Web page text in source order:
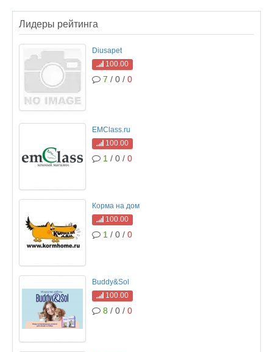
Лидеры рейтинга
Diusapet
100.00
7 / 0 / 0
EMClass.ru
100.00
1 / 0 / 0
Корма на дом
100.00
1 / 0 / 0
Buddy&Sol
100.00
8 / 0 / 0